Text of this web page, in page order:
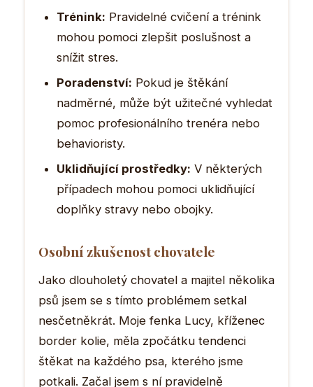
Trénink: Pravidelné cvičení a trénink
mohou pomoci zlepšit poslušnost a
snížit stres.
Poradenství: Pokud je štěkání
nadměrné, může být užitečné vyhledat
pomoc profesionálního trenéra nebo
behavioristy.
Uklidňující prostředky: V některých
případech mohou pomoci uklidňující
doplňky stravy nebo obojky.
Osobní zkušenost chovatele
Jako dlouholetý chovatel a majitel několika
psů jsem se s tímto problémem setkal
nesčetněkrát. Moje fenka Lucy, kříženec
border kolie, měla zpočátku tendenci
štěkat na každého psa, kterého jsme
potkali. Začal jsem s ní pravidelně